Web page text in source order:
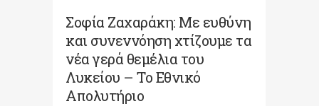
Σοφία Ζαχαράκη: Με ευθύνη
και συνεννόηση χτίζουμε τα
νέα γερά θεμέλια του
Λυκείου – Το Εθνικό
Απολυτήριο